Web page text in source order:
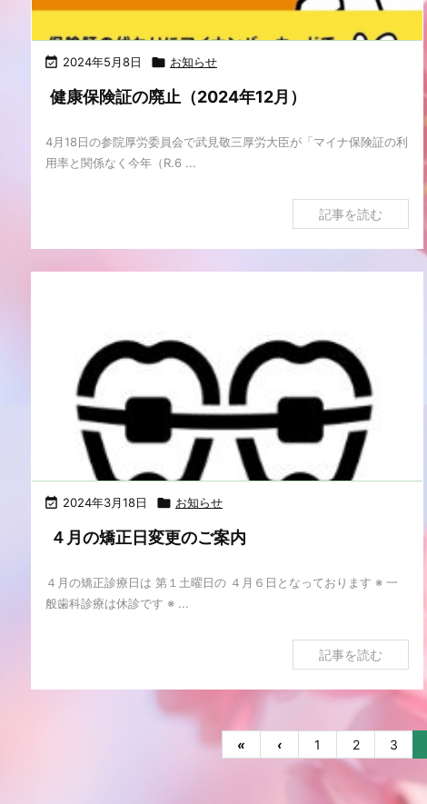
 2024年5月8日  お知らせ
健康保険証の廃止（2024年12月）
4月18日の参院厚労委員会で武見敬三厚労大臣が「マイナ保険証の利
用率と関係なく今年（R.6 ...
記事を読む
 2024年3月18日  お知らせ
４月の矯正日変更のご案内
４月の矯正診療日は 第１土曜日の ４月６日となっております ※ 一
般歯科診療は休診です ※ ...
記事を読む
« ‹ 1 2 3